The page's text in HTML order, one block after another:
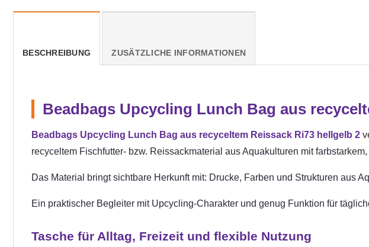
BESCHREIBUNG ZUSÄTZLICHE INFORMATIONEN
Beadbags Upcycling Lunch Bag aus
Beadbags Upcycling Lunch Bag aus recyceltem Reissack Ri73 hellgelb 2
recyceltem Fischfutter- bzw. Reissackmaterial aus Aquakulturen mit
Das Material bringt sichtbare Herkunft mit: Drucke, Farben und Strukturen aus
Ein praktischer Begleiter mit Upcycling-Charakter und genug Funktion für
Tasche für Alltag, Freizeit und flexible Nutzung